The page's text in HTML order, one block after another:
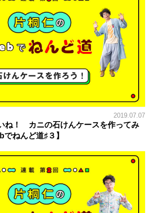
2019.07.07
ね！ カニの石けんケースを作ってみ
ねんど道♯３】